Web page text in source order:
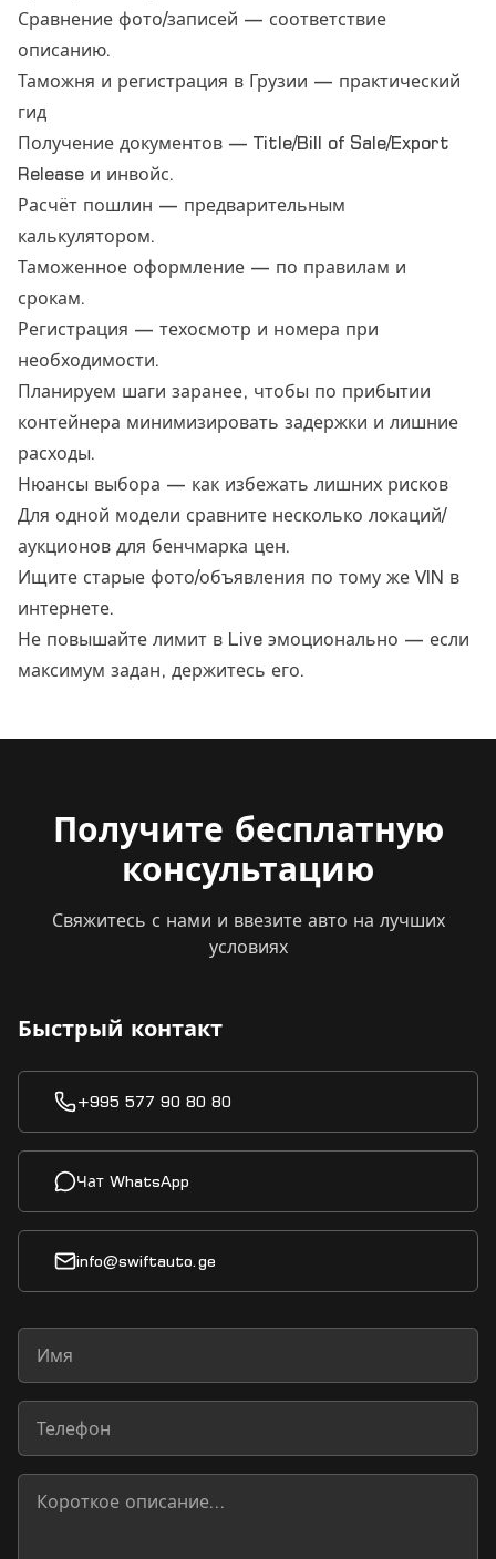
Сравнение фото/записей — соответствие
описанию.
Таможня и регистрация в Грузии — практический
гид
Получение документов — Title/Bill of Sale/Export
Release и инвойс.
Расчёт пошлин — предварительным
калькулятором.
Таможенное оформление — по правилам и
срокам.
Регистрация — техосмотр и номера при
необходимости.
Планируем шаги заранее, чтобы по прибытии
контейнера минимизировать задержки и лишние
расходы.
Нюансы выбора — как избежать лишних рисков
Для одной модели сравните несколько локаций/
аукционов для бенчмарка цен.
Ищите старые фото/объявления по тому же VIN в
интернете.
Не повышайте лимит в Live эмоционально — если
максимум задан, держитесь его.
Получите бесплатную
консультацию
Свяжитесь с нами и ввезите авто на лучших
условиях
Быстрый контакт
+995 577 90 80 80
Чат WhatsApp
info@swiftauto.ge